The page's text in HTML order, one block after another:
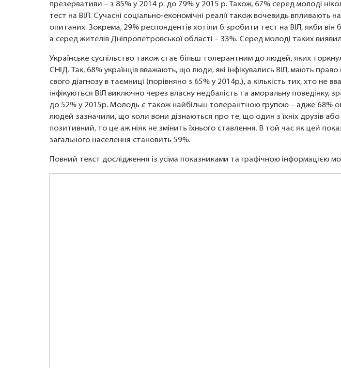
презервативи – з 85% у 2014 р. до 79% у 2015 р. Також, 67% серед молоді
тест на ВІЛ. Сучасні соціально-економічні реалії також вочевидь впливають
опитаних. Зокрема, 29% респондентів хотіли б зробити тест на ВІЛ, якби він
а серед жителів Дніпропетровської області – 33%. Серед молоді таких
Українське суспільство також стає більш толерантним до людей, яких
СНІД. Так, 68% українців вважають, що люди, які інфікувались ВІЛ, мають
свого діагнозу в таємниці (порівняно з 65% у 2014р.), а кількість тих, хто не
інфікуються ВІЛ виключно через власну недбалість та аморальну поведінку,
до 52% у 2015р. Молодь є також найбільш толерантною групою – адже 68%
людей зазначили, що коли вони дізнаються про те, що один з їхніх друзів або
позитивний, то це аж ніяк не змінить їхнього ставлення. В той час як цей
загального населення становить 59%.
Повний текст дослідження із усіма показниками та графічною інформацією